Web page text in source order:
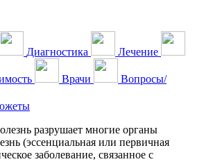
Диагностика Лечение
Врачи Вопросы/
(эссенциальная или первичная
заболевание, связанное с